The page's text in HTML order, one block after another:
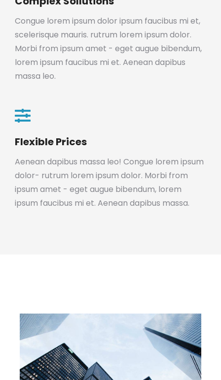
Congue lorem ipsum dolor ipsum faucibus mi et,
scelerisque mauris. rutrum lorem ipsum dolor.
Morbi from ipsum amet - eget augue bibendum,
lorem ipsum faucibus mi et. Aenean dapibus
massa leo.
Flexible Prices
Aenean dapibus massa leo! Congue lorem ipsum
dolor- rutrum lorem ipsum dolor. Morbi from
ipsum amet - eget augue bibendum, lorem
ipsum faucibus mi et. Aenean dapibus massa.